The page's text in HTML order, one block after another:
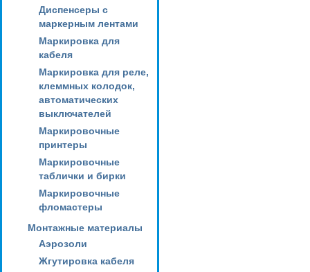
Диспенсеры с
маркерным лентами
Маркировка для
кабеля
Маркировка для реле,
клеммных колодок,
автоматических
выключателей
Маркировочные
принтеры
Маркировочные
таблички и бирки
Маркировочные
фломастеры
Монтажные материалы
Аэрозоли
Жгутировка кабеля